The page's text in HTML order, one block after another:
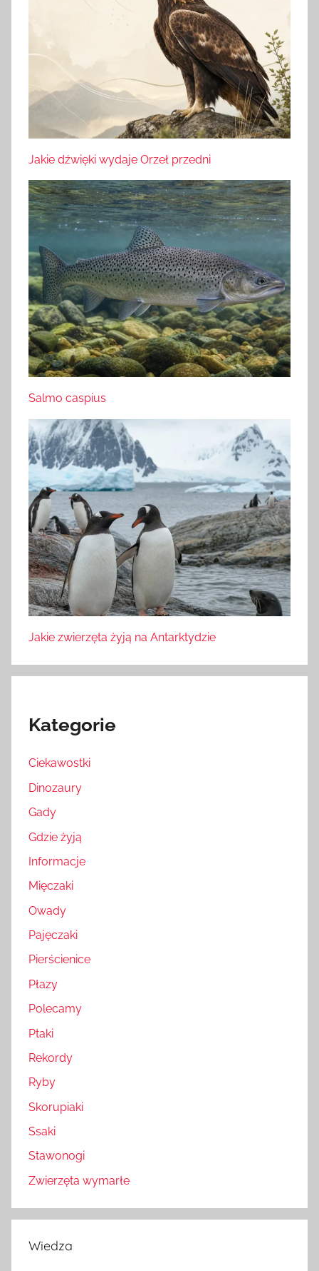
Jakie dźwięki wydaje Orzeł przedni
Salmo caspius
Jakie zwierzęta żyją na Antarktydzie
Kategorie
Ciekawostki
Dinozaury
Gady
Gdzie żyją
Informacje
Mięczaki
Owady
Pajęczaki
Pierścienice
Płazy
Polecamy
Ptaki
Rekordy
Ryby
Skorupiaki
Ssaki
Stawonogi
Zwierzęta wymarłe
Wiedza